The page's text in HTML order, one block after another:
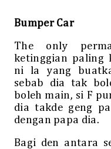
Bumper Car
The only
ketinggian paling
ni la yang
sebab dia tak
boleh main, si F
dia takde geng
dengan papa dia.
Bagi den antara